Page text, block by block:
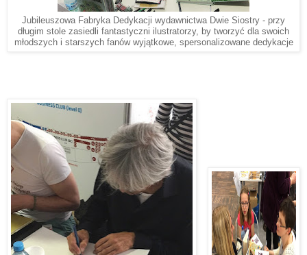
Jubileuszowa Fabryka Dedykacji wydawnictwa Dwie Siostry - przy
długim stole zasiedli fantastyczni ilustratorzy, by tworzyć dla swoich
młodszych i starszych fanów wyjątkowe, spersonalizowane dedykacje